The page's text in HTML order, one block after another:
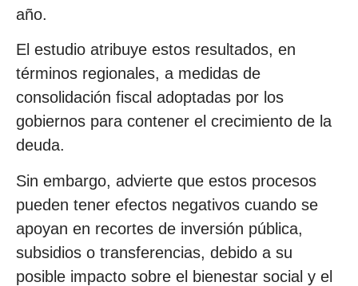
año.
El estudio atribuye estos resultados, en
términos regionales, a medidas de
consolidación fiscal adoptadas por los
gobiernos para contener el crecimiento de la
deuda.
Sin embargo, advierte que estos procesos
pueden tener efectos negativos cuando se
apoyan en recortes de inversión pública,
subsidios o transferencias, debido a su
posible impacto sobre el bienestar social y el